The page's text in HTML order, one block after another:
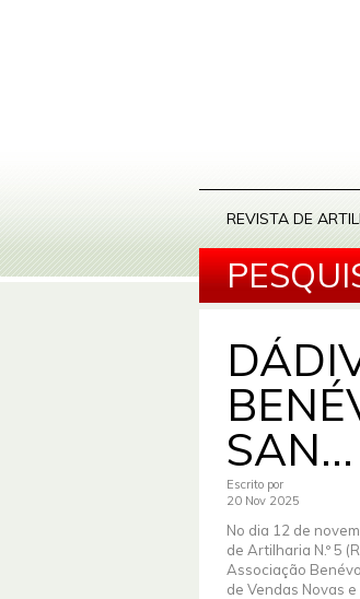
REVISTA DE
SAN...
Escrito por
20 Nov 2025
No dia 12 de
de Artilharia N.º 5
Associação
de Vendas Novas